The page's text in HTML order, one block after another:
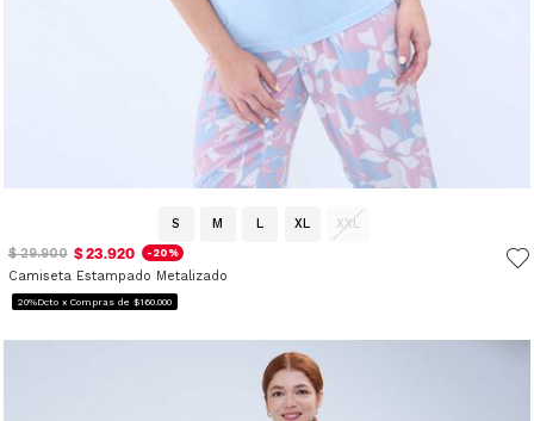
S M L XL
XXL
$ 29.900 $ 23.920 -20%
Camiseta Estampado Metalizado
20%Dcto x Compras de $160.000